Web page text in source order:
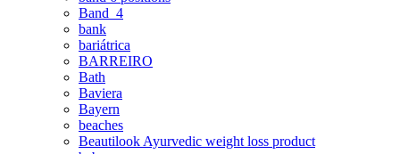
Band_4
bank
bariátrica
BARREIRO
Bath
Baviera
Bayern
beaches
Beautilook Ayurvedic weight loss product